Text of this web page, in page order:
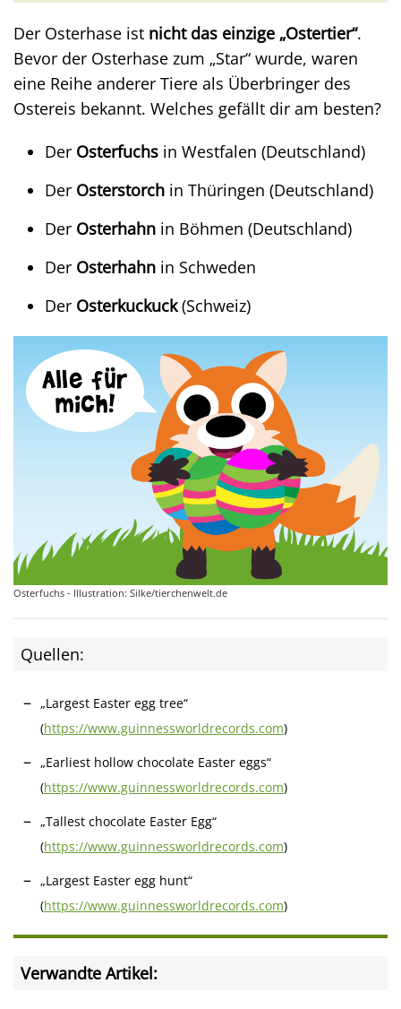
Der Osterhase ist nicht das einzige „Ostertier“.
Bevor der Osterhase zum „Star“ wurde, waren
eine Reihe anderer Tiere als Überbringer des
Ostereis bekannt. Welches gefällt dir am besten?
Der Osterfuchs in Westfalen (Deutschland)
Der Osterstorch in Thüringen (Deutschland)
Der Osterhahn in Böhmen (Deutschland)
Der Osterhahn in Schweden
Der Osterkuckuck(Schweiz)
Osterfuchs - Illustration: Silke/tierchenwelt.de
Quellen:
„Largest Easter egg tree“
(https://www.guinnessworldrecords.com)
„Earliest hollow chocolate Easter eggs“
(https://www.guinnessworldrecords.com)
„Tallest chocolate Easter Egg“
(https://www.guinnessworldrecords.com)
„Largest Easter egg hunt“
(https://www.guinnessworldrecords.com)
Verwandte Artikel: